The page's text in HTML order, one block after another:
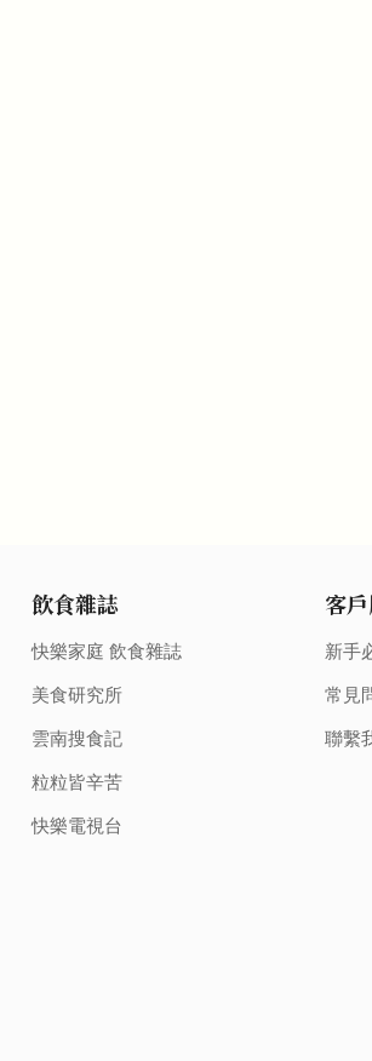
飲食雜誌
快樂家庭 飲食雜誌
美食研究所
雲南搜食記
粒粒皆辛苦
快樂電視台
客
新手
常見
聯繫